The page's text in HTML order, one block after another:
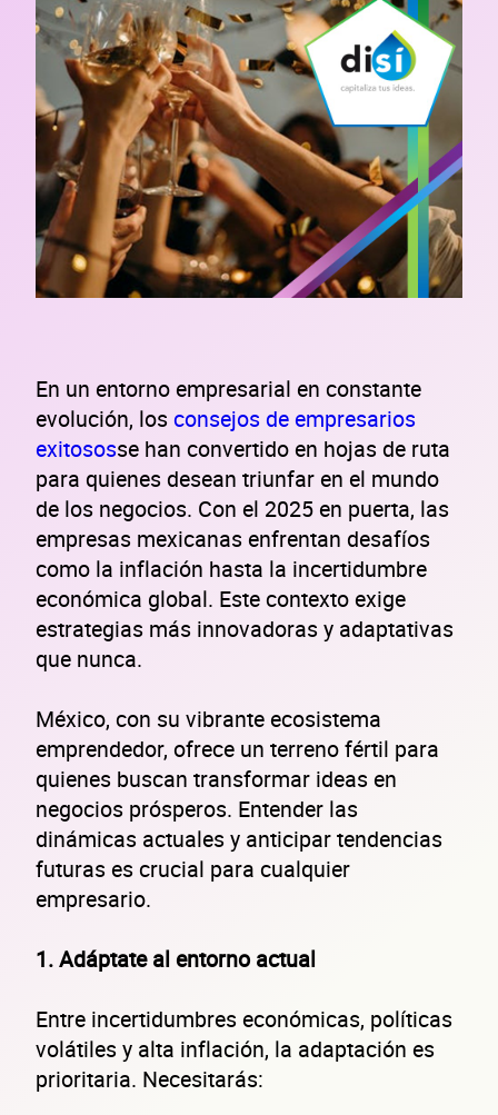
En un entorno empresarial en constante
evolución, losconsejos de empresarios
exitososse han convertido en hojas de ruta
para quienes desean triunfar en el mundo
de los negocios. Con el 2025 en puerta, las
empresas mexicanas enfrentan desafíos
como la inflación hasta la incertidumbre
económica global. Este contexto exige
estrategias más innovadoras y adaptativas
que nunca.
México, con su vibrante ecosistema
emprendedor, ofrece un terreno fértil para
quienes buscan transformar ideas en
negocios prósperos. Entender las
dinámicas actuales y anticipar tendencias
futuras es crucial para cualquier
empresario.
1. Adáptate al entorno actual
Entre incertidumbres económicas, políticas
volátiles y alta inflación, la adaptación es
prioritaria. Necesitarás: